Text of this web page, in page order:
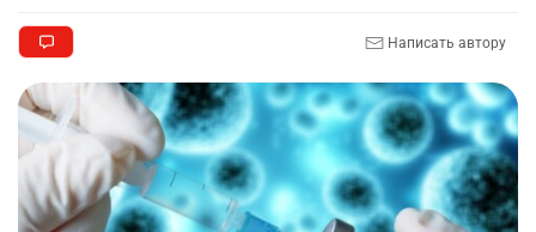
Написать автору